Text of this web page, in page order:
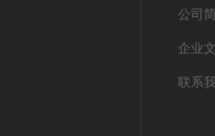
公司
企业
联系